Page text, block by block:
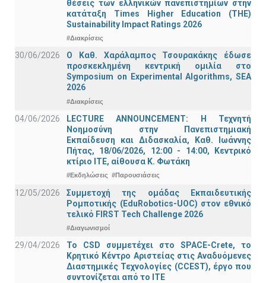
θέσεις των ελληνικών πανεπιστημίων στην
κατάταξη Times Higher Education (ΤΗΕ)
Sustainability Impact Ratings 2026
#Διακρίσεις
30/06/2026
Ο Καθ. Χαράλαμπος Τσουρακάκης έδωσε
προσκεκλημένη κεντρική ομιλία στο
Symposium on Experimental Algorithms, SEA
2026
#Διακρίσεις
04/06/2026
LECTURE ANNOUNCEMENT: Η Τεχνητή
Νοημοσύνη στην Πανεπιστημιακή
Εκπαίδευση και Διδασκαλία, Καθ. Ιωάννης
Πήτας, 18/06/2026, 12:00 - 14:00, Κεντρικό
κτίριο ΙΤΕ, αίθουσα Κ. Φωτάκη
#Εκδηλώσεις #Παρουσιάσεις
12/05/2026
Συμμετοχή της ομάδας Εκπαιδευτικής
Ρομποτικής (EduRobotics-UOC) στον εθνικό
τελικό FIRST Tech Challenge 2026
#Διαγωνισμοί
29/04/2026
Το CSD συμμετέχει στο SPACE-Crete, το
Κρητικό Κέντρο Αριστείας στις Αναδυόμενες
Διαστημικές Τεχνολογίες (CCEST), έργο που
συντονίζεται από το ΙΤΕ